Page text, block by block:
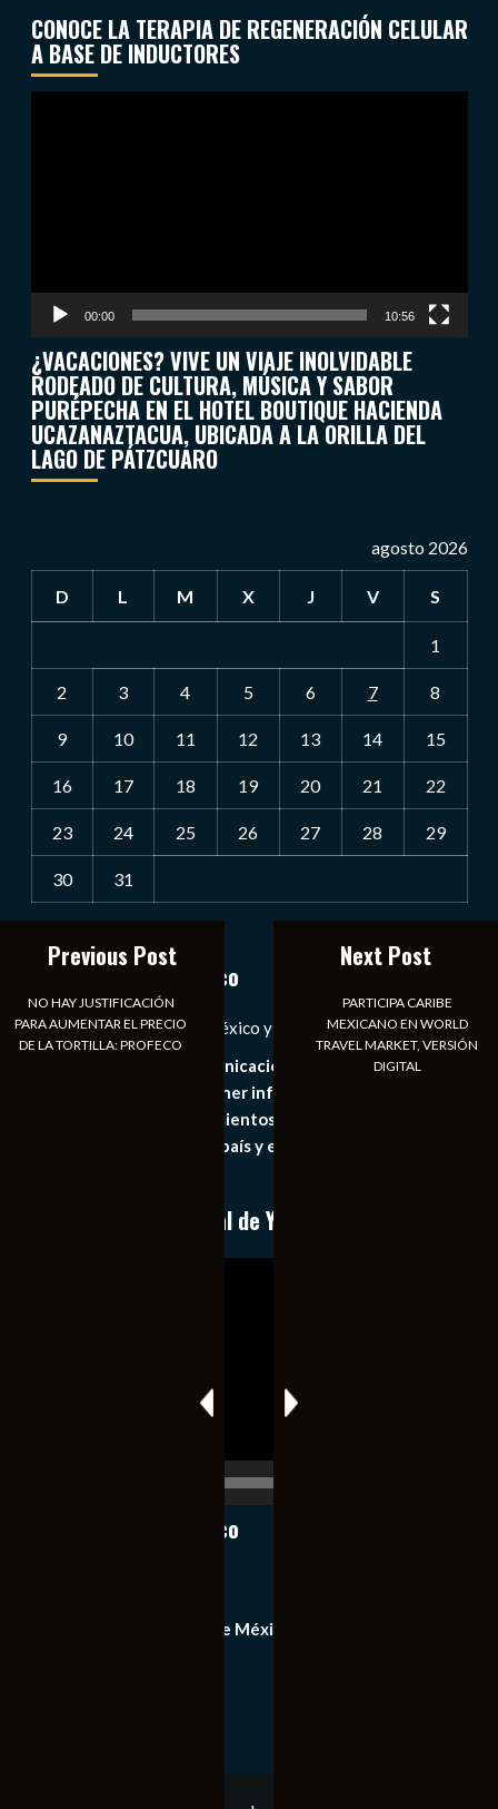
CONOCE LA TERAPIA DE REGENERACIÓN CELULAR
A BASE DE INDUCTORES
00:00 10:56
¿VACACIONES? VIVE UN VIAJE INOLVIDABLE
RODEADO DE CULTURA, MÚSICA Y SABOR
PURÉPECHA EN EL HOTEL BOUTIQUE HACIENDA
UCAZANAZTACUA, UBICADA A LA ORILLA DEL
LAGO DE PÁTZCUARO
agosto 2026
D L M X J V S
1
2 3 4 5 6 7 8
9 10 11 12 13 14 15
16 17 18 19 20 21 22
23 24 25 26 27 28 29
30 31
Notiexpress de México
Las Noticias Diarias de México y el Mundo a Tu Alcance
Somos un medio de comunicación digital que tiene como
principal objetivo mantener informado al publico en
general de los acontecimientos mas recientes e
importantes de nuestro país y el mundo de forma eficaz,
Conoce nuestro canal de YouTube
Notiexpress de México
Equipo de Notiexpress de México
Previous Post
NO HAY JUSTIFICACIÓN
PARA AUMENTAR EL PRECIO
DE LA TORTILLA: PROFECO
Next Post
PARTICIPA CARIBE
MEXICANO EN WORLD
TRAVEL MARKET, VERSIÓN
DIGITAL